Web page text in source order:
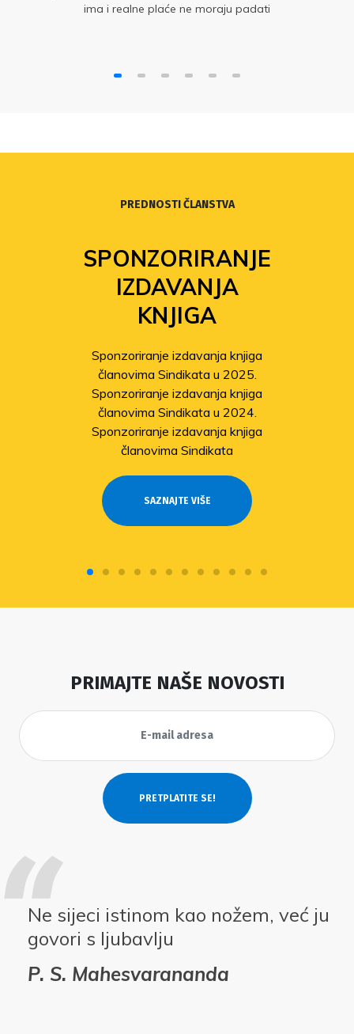
ima i realne plaće ne moraju padati
PREDNOSTI ČLANSTVA
SPONZORIRANJE
IZDAVANJA
KNJIGA
Sponzoriranje izdavanja knjiga
članovima Sindikata u 2025.
Sponzoriranje izdavanja knjiga
članovima Sindikata u 2024.
Sponzoriranje izdavanja knjiga
članovima Sindikata
SAZNAJTE VIŠE
PRIMAJTE NAŠE NOVOSTI
Ne sijeci istinom kao nožem, već ju
govori s ljubavlju
P. S. Mahesvarananda